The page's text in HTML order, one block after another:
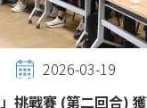
2026-03-19
挑戰賽 (第二回合)